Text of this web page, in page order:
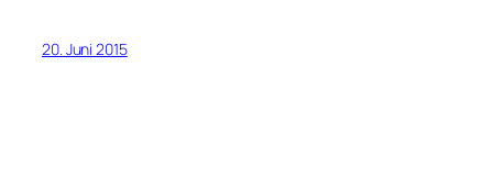
20. Juni 2015